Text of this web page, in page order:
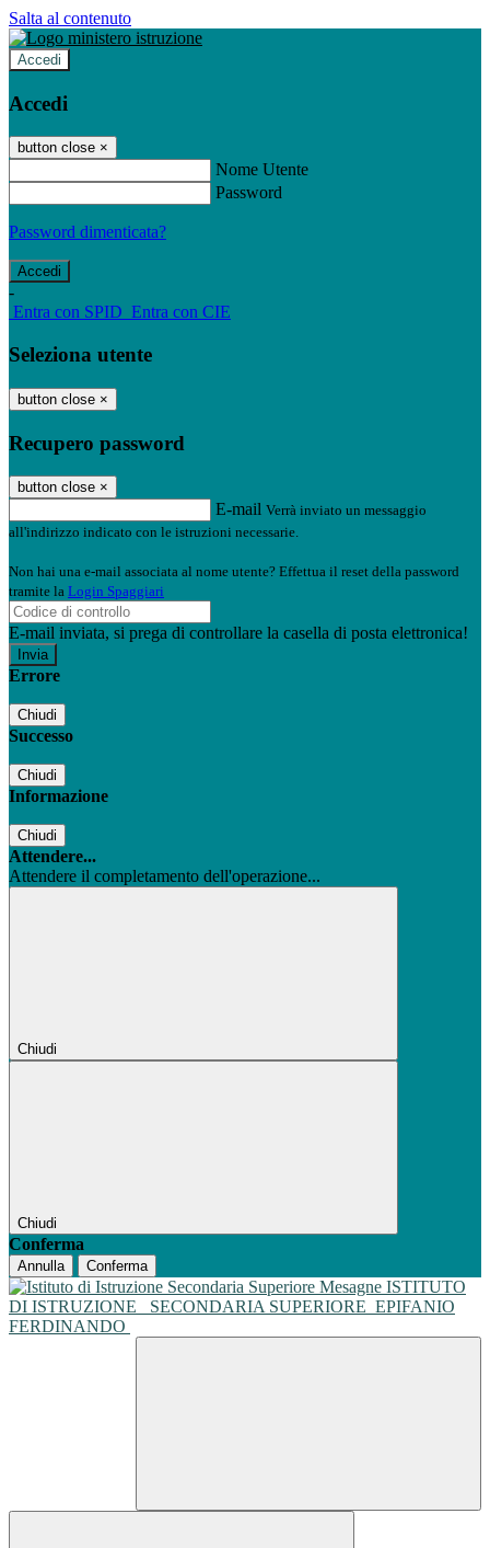
Salta al contenuto
Accedi
Accedi
button close ×
Nome Utente
Password
Password dimenticata?
-
Entra con SPID Entra con CIE
Seleziona utente
button close ×
Recupero password
button close ×
E-mail Verrà inviato un messaggio
all'indirizzo indicato con le istruzioni necessarie.
Non hai una e-mail associata al nome utente? Effettua il reset della password
tramite la Login Spaggiari
E-mail inviata, si prega di controllare la casella di posta elettronica!
Errore
Chiudi
Successo
Chiudi
Informazione
Chiudi
Attendere...
Attendere il completamento dell'operazione...
Chiudi
Chiudi
Conferma
Annulla Conferma
ISTITUTO
DI ISTRUZIONE
SECONDARIA SUPERIORE EPIFANIO
FERDINANDO